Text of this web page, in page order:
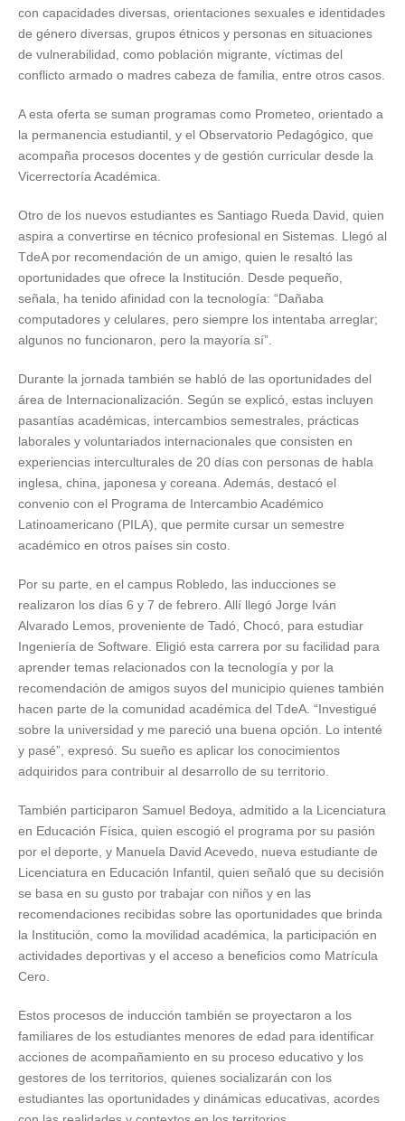
con capacidades diversas, orientaciones sexuales e identidades
de género diversas, grupos étnicos y personas en situaciones
de vulnerabilidad, como población migrante, víctimas del
conflicto armado o madres cabeza de familia, entre otros casos.
A esta oferta se suman programas como Prometeo, orientado a
la permanencia estudiantil, y el Observatorio Pedagógico, que
acompaña procesos docentes y de gestión curricular desde la
Vicerrectoría Académica.
Otro de los nuevos estudiantes es Santiago Rueda David, quien
aspira a convertirse en técnico profesional en Sistemas. Llegó al
TdeA por recomendación de un amigo, quien le resaltó las
oportunidades que ofrece la Institución. Desde pequeño,
señala, ha tenido afinidad con la tecnología: “Dañaba
computadores y celulares, pero siempre los intentaba arreglar;
algunos no funcionaron, pero la mayoría sí”.
Durante la jornada también se habló de las oportunidades del
área de Internacionalización. Según se explicó, estas incluyen
pasantías académicas, intercambios semestrales, prácticas
laborales y voluntariados internacionales que consisten en
experiencias interculturales de 20 días con personas de habla
inglesa, china, japonesa y coreana. Además, destacó el
convenio con el Programa de Intercambio Académico
Latinoamericano (PILA), que permite cursar un semestre
académico en otros países sin costo.
Por su parte, en el campus Robledo, las inducciones se
realizaron los días 6 y 7 de febrero. Allí llegó Jorge Iván
Alvarado Lemos, proveniente de Tadó, Chocó, para estudiar
Ingeniería de Software. Eligió esta carrera por su facilidad para
aprender temas relacionados con la tecnología y por la
recomendación de amigos suyos del municipio quienes también
hacen parte de la comunidad académica del TdeA. “Investigué
sobre la universidad y me pareció una buena opción. Lo intenté
y pasé”, expresó. Su sueño es aplicar los conocimientos
adquiridos para contribuir al desarrollo de su territorio.
También participaron Samuel Bedoya, admitido a la Licenciatura
en Educación Física, quien escogió el programa por su pasión
por el deporte, y Manuela David Acevedo, nueva estudiante de
Licenciatura en Educación Infantil, quien señaló que su decisión
se basa en su gusto por trabajar con niños y en las
recomendaciones recibidas sobre las oportunidades que brinda
la Institución, como la movilidad académica, la participación en
actividades deportivas y el acceso a beneficios como Matrícula
Cero.
Estos procesos de inducción también se proyectaron a los
familiares de los estudiantes menores de edad para identificar
acciones de acompañamiento en su proceso educativo y los
gestores de los territorios, quienes socializarán con los
estudiantes las oportunidades y dinámicas educativas, acordes